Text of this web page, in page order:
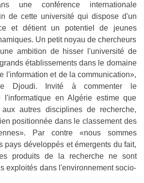
une conférence internationale
de cette université qui dispose d'un
et détient un potentiel de jeunes
Un petit noyau de chercheurs
ambition de hisser l'université de
établissements dans le domaine
l'information et de la communication»,
Djoudi. Invité à commenter le
l'informatique en Algérie estime que
aux autres disciplines de recherche,
positionnée dans le classement des
Par contre «nous sommes
pays développés et émergents du fait,
produits de la recherche ne sont
exploités dans l'environnement socio-